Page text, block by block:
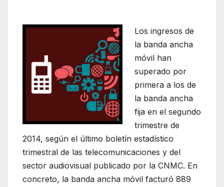
Los ingresos de
la banda ancha
móvil han
superado por
primera a los de
la banda ancha
fija en el segundo
trimestre de
2014, según el último boletín estadístico
trimestral de las telecomunicaciones y del
sector audiovisual publicado por la CNMC. En
concreto, la banda ancha móvil facturó 889